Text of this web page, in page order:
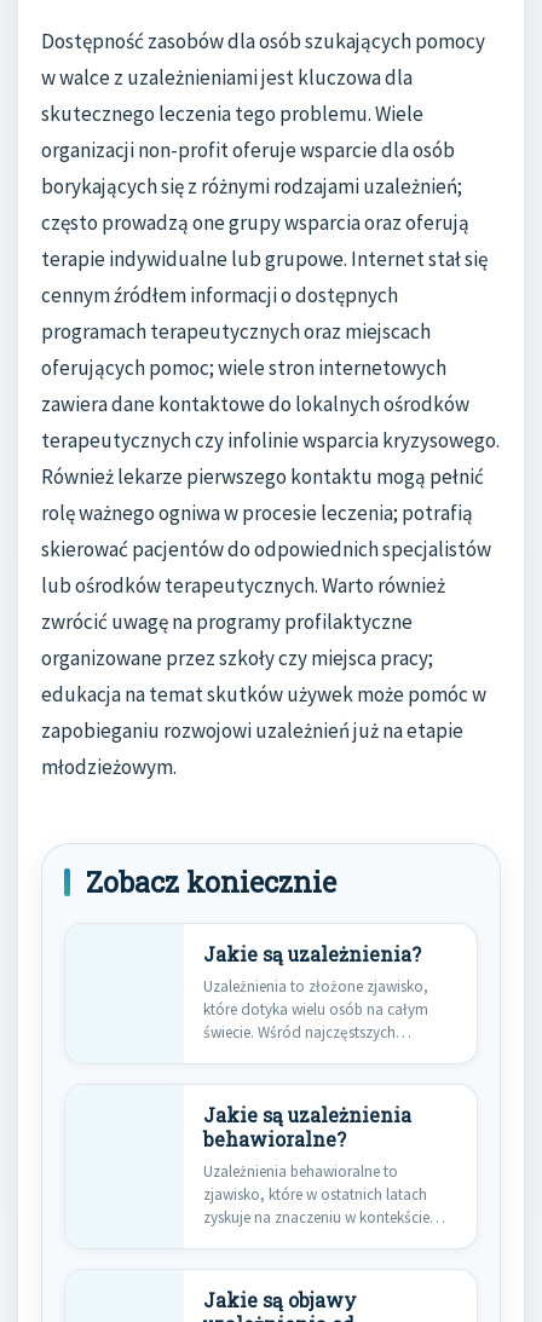
Dostępność zasobów dla osób szukających pomocy
w walce z uzależnieniami jest kluczowa dla
skutecznego leczenia tego problemu. Wiele
organizacji non-profit oferuje wsparcie dla osób
borykających się z różnymi rodzajami uzależnień;
często prowadzą one grupy wsparcia oraz oferują
terapie indywidualne lub grupowe. Internet stał się
cennym źródłem informacji o dostępnych
programach terapeutycznych oraz miejscach
oferujących pomoc; wiele stron internetowych
zawiera dane kontaktowe do lokalnych ośrodków
terapeutycznych czy infolinie wsparcia kryzysowego.
Również lekarze pierwszego kontaktu mogą pełnić
rolę ważnego ogniwa w procesie leczenia; potrafią
skierować pacjentów do odpowiednich specjalistów
lub ośrodków terapeutycznych. Warto również
zwrócić uwagę na programy profilaktyczne
organizowane przez szkoły czy miejsca pracy;
edukacja na temat skutków używek może pomóc w
zapobieganiu rozwojowi uzależnień już na etapie
młodzieżowym.
Zobacz koniecznie
Jakie są uzależnienia?
Uzależnienia to złożone zjawisko,
które dotyka wielu osób na całym
świecie. Wśród najczęstszych
Jakie są uzależnienia
behawioralne?
Uzależnienia behawioralne to
zjawisko, które w ostatnich latach
zyskuje na znaczeniu w kontekście
Jakie są objawy